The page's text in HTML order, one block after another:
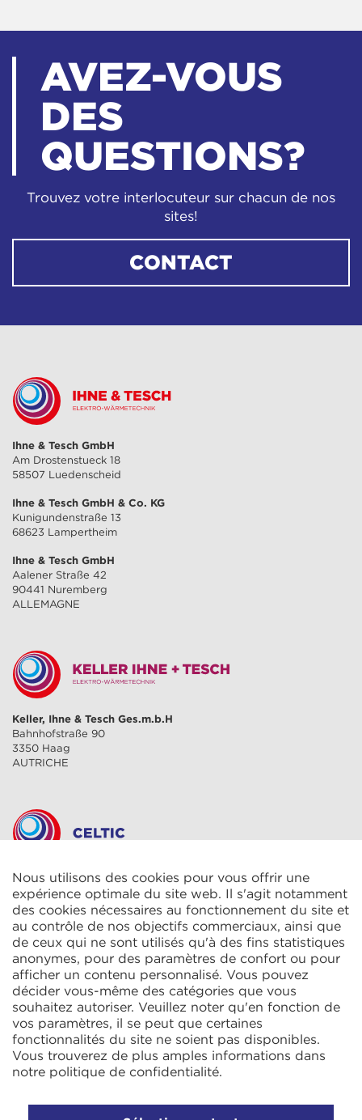
AVEZ-VOUS
DES
QUESTIONS?
Trouvez votre interlocuteur sur chacun de nos
sites!
CONTACT
Ihne & Tesch GmbH
Am Drostenstueck 18
58507 Luedenscheid
Ihne & Tesch GmbH & Co. KG
Kunigundenstraße 13
68623 Lampertheim
Ihne & Tesch GmbH
Aalener Straße 42
90441 Nuremberg
ALLEMAGNE
Keller, Ihne & Tesch Ges.m.b.H
Bahnhofstraße 90
3350 Haag
AUTRICHE
CELTIC S.A.R.L.
2 Rue René Cassin
ZAC La Villette-aux-Aulnes
77290 Mitry-Mory
FRANCE
KIT Electroheat Ltd.
Mexborough Business Centre
College Rd
ANGLETERRE
Nous utilisons des cookies pour vous offrir une
expérience optimale du site web. Il s'agit notamment
des cookies nécessaires au fonctionnement du site et
au contrôle de nos objectifs commerciaux, ainsi que
de ceux qui ne sont utilisés qu'à des fins statistiques
anonymes, pour des paramètres de confort ou pour
afficher un contenu personnalisé. Vous pouvez
décider vous-même des catégories que vous
souhaitez autoriser. Veuillez noter qu'en fonction de
vos paramètres, il se peut que certaines
fonctionnalités du site ne soient pas disponibles.
Vous trouverez de plus amples informations dans
notre politique de confidentialité.